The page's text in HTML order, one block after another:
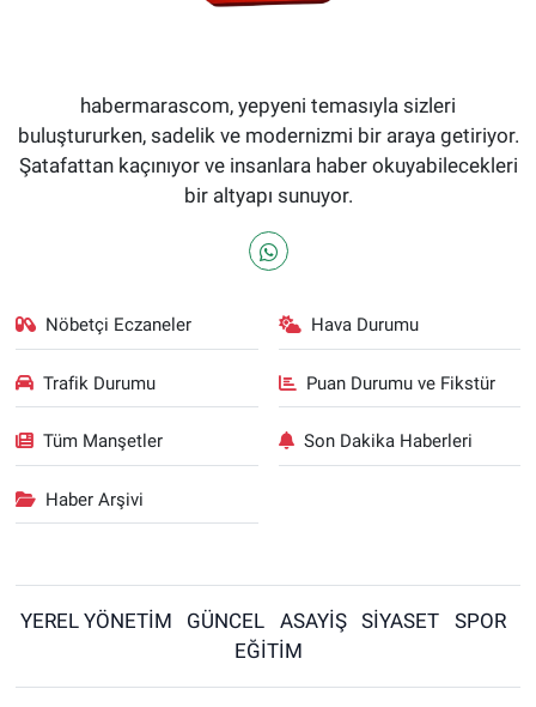
habermarascom, yepyeni temasıyla sizleri
buluştururken, sadelik ve modernizmi bir araya getiriyor.
Şatafattan kaçınıyor ve insanlara haber okuyabilecekleri
bir altyapı sunuyor.
Nöbetçi Eczaneler Hava Durumu
Trafik Durumu Puan Durumu ve Fikstür
Tüm Manşetler Son Dakika Haberleri
Haber Arşivi
YEREL YÖNETİM GÜNCEL ASAYİŞ SİYASET
SPOR
EĞİTİM